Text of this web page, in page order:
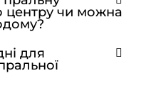
центру чи можна
для